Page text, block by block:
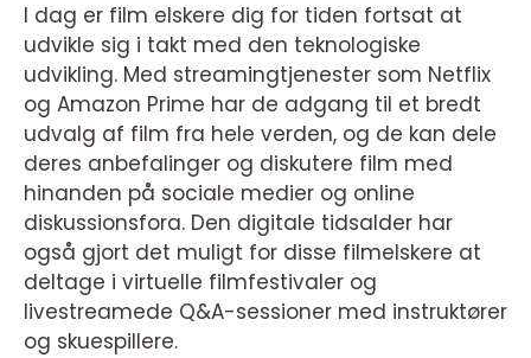
I dag er film elskere dig for tiden fortsat at
udvikle sig i takt med den teknologiske
udvikling. Med streamingtjenester som Netflix
og Amazon Prime har de adgang til et bredt
udvalg af film fra hele verden, og de kan dele
deres anbefalinger og diskutere film med
hinanden på sociale medier og online
diskussionsfora. Den digitale tidsalder har
også gjort det muligt for disse filmelskere at
deltage i virtuelle filmfestivaler og
livestreamede Q&A-sessioner med instruktører
og skuespillere.